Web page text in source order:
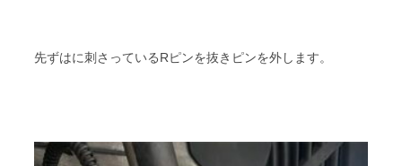
先ずはに刺さっているRピンを抜きピンを外します。